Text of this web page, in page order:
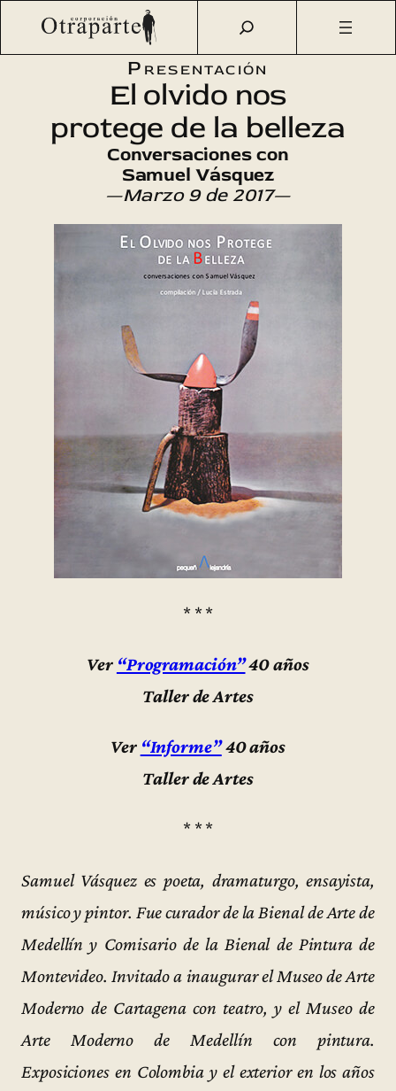
Saltar
Otraparte.org/ Agenda Cultural Literatura
El olvido nos
protege de la belleza
Presentación
El olvido nos
protege de la belleza
Conversaciones con
Samuel Vásquez
—Marzo 9 de 2017—
* * *
Ver “Programación”40 años
Taller de Artes
Ver “Informe”40 años
Taller de Artes
* * *
Samuel Vásquez es poeta, dramaturgo, ensayista,
músico y pintor. Fue curador de la Bienal de Arte de
Medellín y Comisario de la Bienal de Pintura de
Montevideo. Invitado a inaugurar el Museo de Arte
Moderno de Cartagena con teatro, y el Museo de
Arte Moderno de Medellín con pintura.
Exposiciones en Colombia y el exterior en los años